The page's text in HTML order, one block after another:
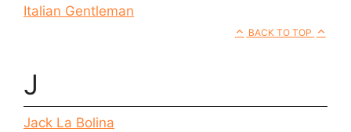
Italian Gentleman
BACK TO TOP
J
Jack La Bolina